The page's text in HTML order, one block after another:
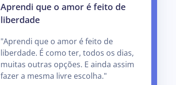
Aprendi que o amor é feito de
liberdade
"Aprendi que o amor é feito de
liberdade. É como ter, todos os dias,
muitas outras opções. E ainda assim
fazer a mesma livre escolha."